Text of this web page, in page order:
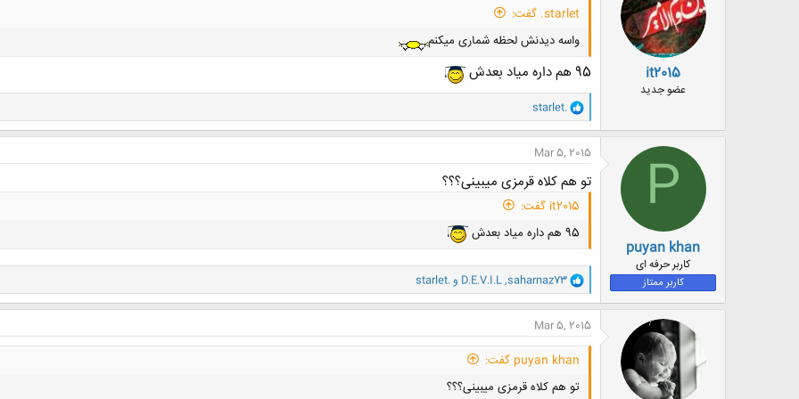
ا
it2015
عضو جدید
starlet. گفت:
واسه دیدنش لحظه شماری میکنم
95 هم داره میاد بعدش
و
ا
ک
ش
ه
ا
:
starlet.
P
puyan khan
کاربر حرفه ای
کاربر ممتاز
Mar 5, 2015
تو هم کلاه قرمزی میبینی؟؟؟
it2015 گفت:
95 هم داره میاد بعدش
و
ا
ک
ش
ا
saharnaz73
,
D.E.V.I.L و starlet.
Mar 5, 2015
puyan khan گفت:
تو هم کلاه قرمزی میبینی؟؟؟